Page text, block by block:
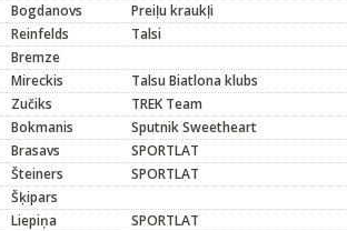
Bogdanovs Preiļu kraukļi
Reinfelds Talsi
Bremze
Mireckis Talsu Biatlona klubs
Zučiks TREK Team
Bokmanis Sputnik Sweetheart
Brasavs SPORTLAT
Šteiners SPORTLAT
Šķipars
Liepiņa SPORTLAT